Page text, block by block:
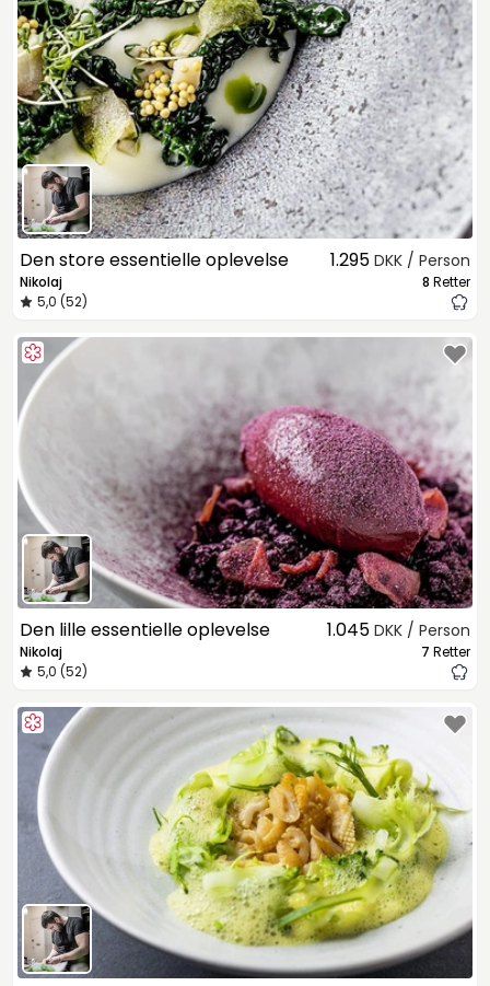
Den store essentielle oplevelse
Nikolaj
5,0 (52)
1.295 DKK / Person
8 Retter
Den lille essentielle oplevelse
Nikolaj
5,0 (52)
1.045 DKK / Person
7 Retter